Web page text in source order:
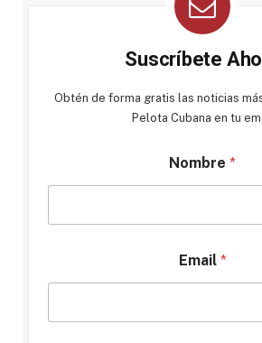
Suscríbete
Obtén de forma gratis las noticias
Pelota Cubana en tu
Nombre *
Email *